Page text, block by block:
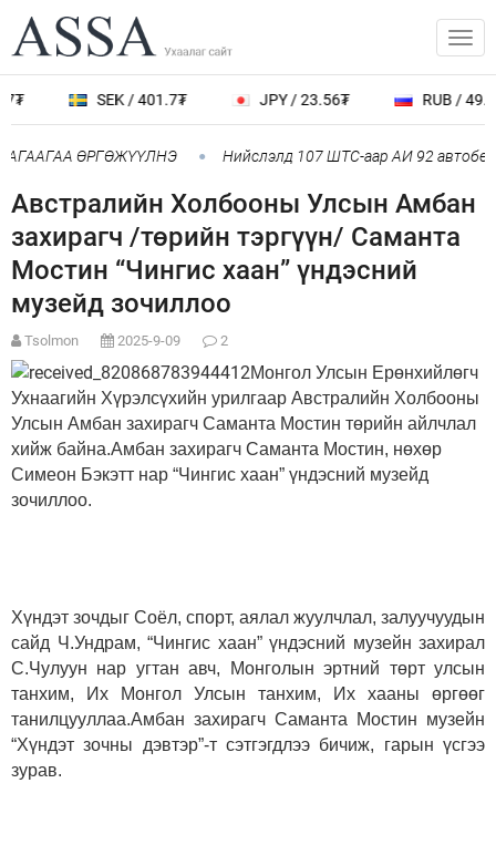
SEK / 401.7₮ JPY / 23.56₮ RUB /
ӨРГӨЖҮҮЛНЭ Нийслэлд 107 ШТС-аар АИ 92
Австралийн Холбооны Улсын Амбан
захирагч /төрийн тэргүүн/ Саманта
Мостин “Чингис хаан” үндэсний
музейд зочиллоо
Tsolmon 2025-9-09 2
Монгол Улсын Ерөнхийлөгч
Ухнаагийн Хүрэлсүхийн урилгаар Австралийн Холбооны
Улсын Амбан захирагч Саманта Мостин төрийн айлчлал
хийж байна.Амбан захирагч Саманта Мостин, нөхөр
Симеон Бэкэтт нар “Чингис хаан” үндэсний музейд
зочиллоо.
Хүндэт зочдыг Соёл, спорт, аялал жуулчлал, залуучуудын
сайд Ч.Ундрам, “Чингис хаан” үндэсний музейн захирал
С.Чулуун нар угтан авч, Монголын эртний төрт улсын
танхим, Их Монгол Улсын танхим, Их хааны өргөөг
танилцууллаа.Амбан захирагч Саманта Мостин музейн
“Хүндэт зочны дэвтэр”-т сэтгэгдлээ бичиж, гарын үсгээ
зурав.